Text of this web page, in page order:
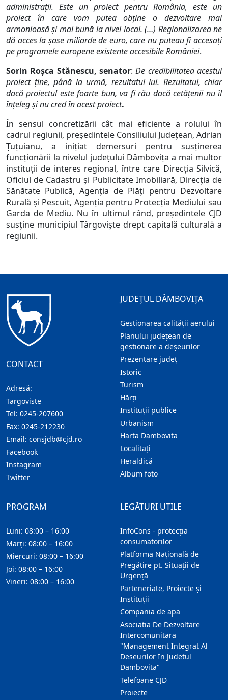
administraţii. Este un proiect pentru România, este un
proiect în care vom putea obţine o dezvoltare mai
armonioasă şi mai bună la nivel local. (…) Regionalizarea ne
dă acces la şase miliarde de euro, care nu puteau fi accesaţi
pe programele europene existente accesibile României.
Sorin Roşca Stănescu, senator:De credibilitatea acestui
proiect ţine, până la urmă, rezultatul lui. Rezultatul, chiar
dacă proiectul este foarte bun, va fi rău dacă cetăţenii nu îl
înţeleg şi nu cred în acest proiect.
În sensul concretizării cât mai eficiente a rolului în
cadrul regiunii, preşedintele Consiliului Judeţean, Adrian
Ţuţuianu, a iniţiat demersuri pentru susţinerea
funcţionării la nivelul judeţului Dâmboviţa a mai multor
instituţii de interes regional, între care Direcţia Silvică,
Oficiul de Cadastru şi Publicitate Imobiliară, Direcţia de
Sănătate Publică, Agenţia de Plăţi pentru Dezvoltare
Rurală şi Pescuit, Agenţia pentru Protecţia Mediului sau
Garda de Mediu. Nu în ultimul rând, preşedintele CJD
susţine municipiul Târgovişte drept capitală culturală a
regiunii.
CONTACT
Adresă:
Targoviste
Tel: 0245-207600
Fax: 0245-212230
Email: consjdb@cjd.ro
Facebook
Instagram
Twitter
JUDEȚUL DÂMBOVIȚA
Gestionarea calității aerului
Planului județean de
gestionare a deșeurilor
Prezentare judeţ
Istoric
Turism
Hărţi
Instituţii publice
Urbanism
Harta Dambovita
Localitaţi
Heraldică
Album foto
LEGĂTURI UTILE
InfoCons - protecția
consumatorilor
Platforma Națională de
Pregătire pt. Situații de
Urgență
Parteneriate, Proiecte și
Instituții
Compania de apa
Asociatia De Dezvoltare
Intercomunitara
"Management Integrat Al
Deseurilor In Judetul
Dambovita"
Telefoane CJD
Proiecte
PROGRAM
Luni: 08:00 – 16:00
Marți: 08:00 – 16:00
Miercuri: 08:00 – 16:00
Joi: 08:00 – 16:00
Vineri: 08:00 – 16:00